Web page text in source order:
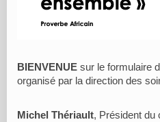
BIENVENUE sur le formulaire
organisé par la direction des
Michel Thériault, Président du